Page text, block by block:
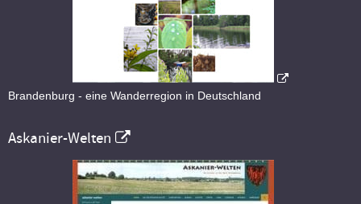
Brandenburg - eine Wanderregion in Deutschland
Askanier-Welten